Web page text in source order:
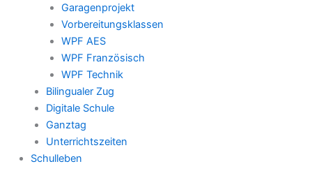
Garagenprojekt
Vorbereitungsklassen
WPF AES
WPF Französisch
WPF Technik
Bilingualer Zug
Digitale Schule
Ganztag
Unterrichtszeiten
Schulleben